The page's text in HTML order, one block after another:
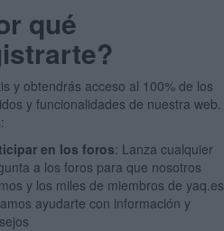
qué
y obtendrás acceso al 100% de los
y funcionalidades de nuestra web.
en los foros: Lanza cualquier
a los foros para que nosotros
y los miles de miembros de yaq.es
ayudarte con información y